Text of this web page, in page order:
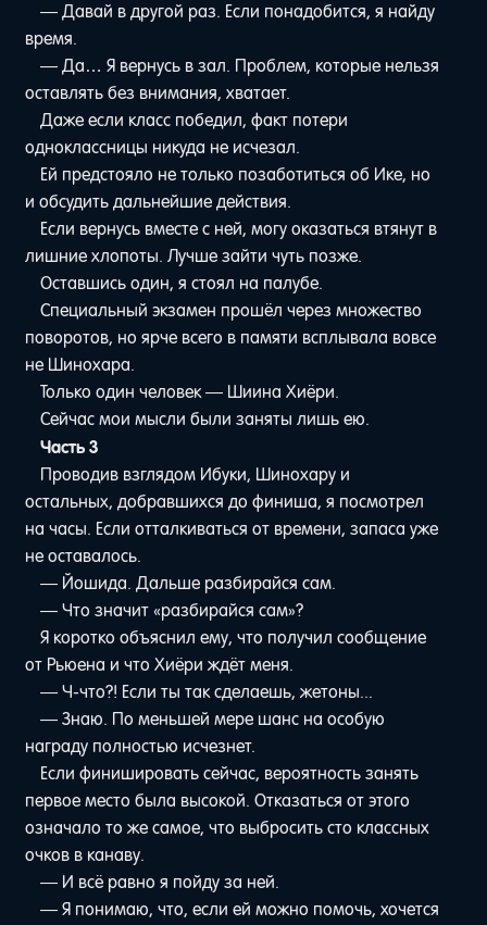
— Давай в другой раз. Если понадобится, я найду
время.
— Да… Я вернусь в зал. Проблем, которые нельзя
оставлять без внимания, хватает.
Даже если класс победил, факт потери
одноклассницы никуда не исчезал.
Ей предстояло не только позаботиться об Ике, но
и обсудить дальнейшие действия.
Если вернусь вместе с ней, могу оказаться втянут в
лишние хлопоты. Лучше зайти чуть позже.
Оставшись один, я стоял на палубе.
Специальный экзамен прошёл через множество
поворотов, но ярче всего в памяти всплывала вовсе
не Шинохара.
Только один человек — Шиина Хиёри.
Сейчас мои мысли были заняты лишь ею.
Часть 3
Проводив взглядом Ибуки, Шинохару и
остальных, добравшихся до финиша, я посмотрел
на часы. Если отталкиваться от времени, запаса уже
не оставалось.
— Йошида. Дальше разбирайся сам.
— Что значит «разбирайся сам»?
Я коротко объяснил ему, что получил сообщение
от Рьюена и что Хиёри ждёт меня.
— Ч-что?! Если ты так сделаешь, жетоны...
— Знаю. По меньшей мере шанс на особую
награду полностью исчезнет.
Если финишировать сейчас, вероятность занять
первое место была высокой. Отказаться от этого
означало то же самое, что выбросить сто классных
очков в канаву.
— И всё равно я пойду за ней.
— Я понимаю, что, если ей можно помочь, хочется